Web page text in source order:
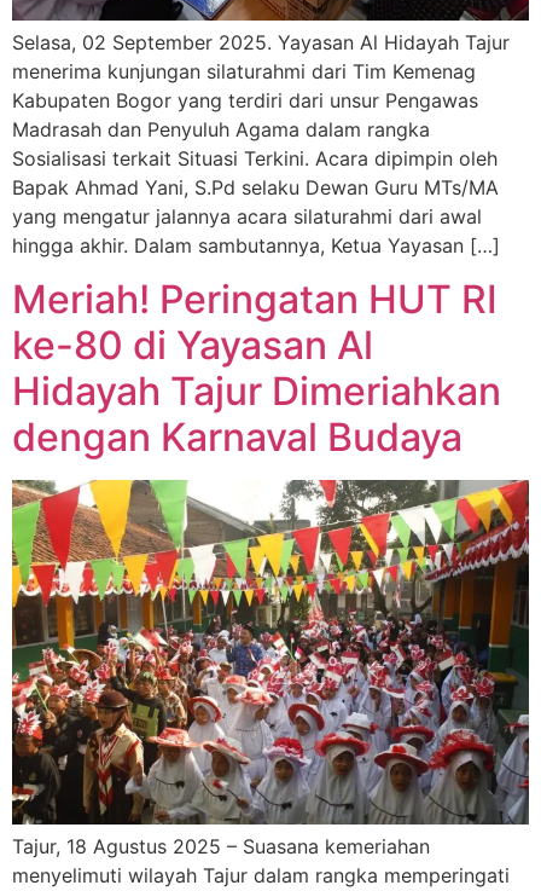
Selasa, 02 September 2025. Yayasan Al Hidayah Tajur
menerima kunjungan silaturahmi dari Tim Kemenag
Kabupaten Bogor yang terdiri dari unsur Pengawas
Madrasah dan Penyuluh Agama dalam rangka
Sosialisasi terkait Situasi Terkini. Acara dipimpin oleh
Bapak Ahmad Yani, S.Pd selaku Dewan Guru MTs/MA
yang mengatur jalannya acara silaturahmi dari awal
hingga akhir. Dalam sambutannya, Ketua Yayasan […]
Meriah! Peringatan HUT RI
ke-80 di Yayasan Al
Hidayah Tajur Dimeriahkan
dengan Karnaval Budaya
Tajur, 18 Agustus 2025 – Suasana kemeriahan
menyelimuti wilayah Tajur dalam rangka memperingati